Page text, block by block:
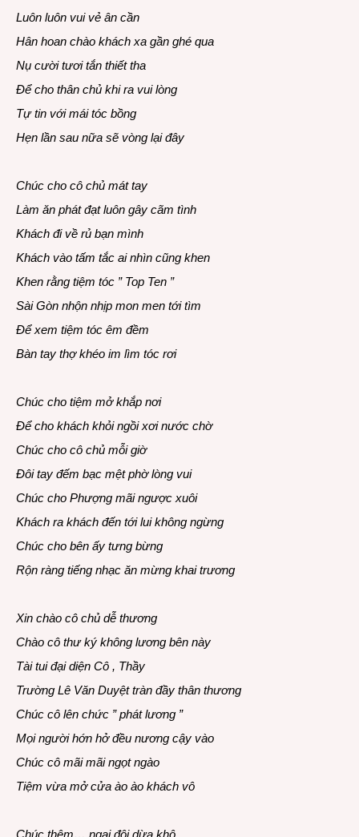
Luôn luôn vui vẻ ân cần
Hân hoan chào khách xa gần ghé qua
Nụ cười tươi tắn thiết tha
Để cho thân chủ khi ra vui lòng
Tự tin với mái tóc bồng
Hẹn lần sau nữa sẽ vòng lại đây
Chúc cho cô chủ mát tay
Làm ăn phát đạt luôn gây cãm tình
Khách đi về rủ bạn mình
Khách vào tấm tắc ai nhìn cũng khen
Khen rằng tiệm tóc ” Top Ten ”
Sài Gòn nhộn nhịp mon men tới tìm
Để xem tiệm tóc êm đềm
Bàn tay thợ khéo im lìm tóc rơi
Chúc cho tiệm mở khắp nơi
Để cho khách khỏi ngồi xơi nước chờ
Chúc cho cô chủ mỗi giờ
Đôi tay đếm bạc mệt phờ lòng vui
Chúc cho Phượng mãi ngược xuôi
Khách ra khách đến tới lui không ngừng
Chúc cho bên ấy tưng bừng
Rộn ràng tiếng nhạc ăn mừng khai trương
Xin chào cô chủ dễ thương
Chào cô thư ký không lương bên này
Tài tui đại diện Cô , Thầy
Trường Lê Văn Duyệt tràn đầy thân thương
Chúc cô lên chức ” phát lương ”
Mọi người hớn hở đều nương cậy vào
Chúc cô mãi mãi ngọt ngào
Tiệm vừa mở cửa ào ào khách vô
Chúc thêm… ngại đội dừa khô